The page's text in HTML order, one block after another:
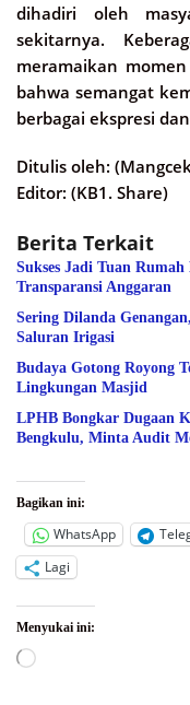
dihadiri oleh
sekitarnya.
meramaikan
bahwa semangat
berbagai ekspresi
Ditulis oleh:
Editor: (KB1. Share)
Berita Terkait
Sukses Jadi Tuan
Transparansi Anggaran
Sering Dilanda
Saluran Irigasi
Budaya Gotong Royong
Lingkungan Masjid
LPHB Bongkar Dugaan
Bengkulu, Minta Audit
Bagikan ini:
WhatsApp
Lagi
Menyukai ini:
Memuat...